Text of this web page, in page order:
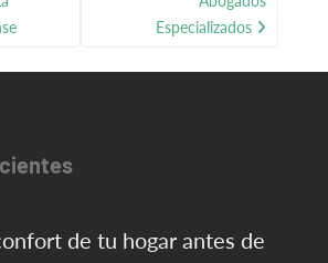
Especializados
de tu hogar antes de